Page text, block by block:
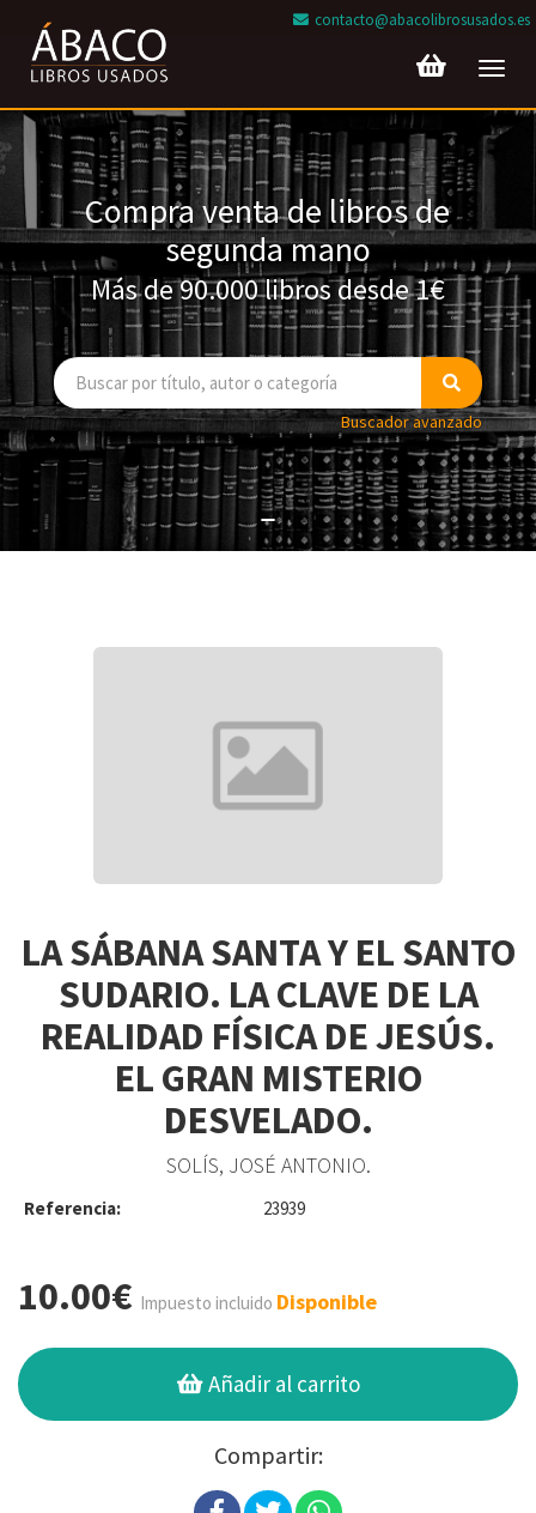
contacto@abacolibrosusados.es
Compra venta de libros de
segunda mano
Más de 90.000 libros desde 1€
Buscador avanzado
LA SÁBANA SANTA Y EL SANTO
SUDARIO. LA CLAVE DE LA
REALIDAD FÍSICA DE JESÚS.
EL GRAN MISTERIO
DESVELADO.
SOLÍS, JOSÉ ANTONIO.
Referencia: 23939
10.00€ Impuesto incluido Disponible
Añadir al carrito
Compartir: